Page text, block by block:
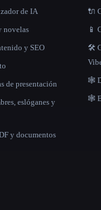
de IA
novelas
y SEO
de presentación
eslóganes y
y documentos
🔌
📱
🛠️
🕸
🕸️